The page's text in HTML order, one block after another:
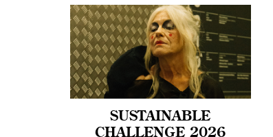
SUSTAINABLE
CHALLENGE 2026